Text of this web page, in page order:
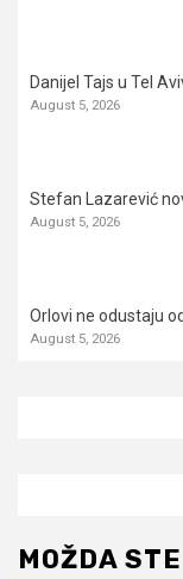
Danijel Tajs u Tel
August 5, 2026
Stefan Lazarević
August 5, 2026
Orlovi ne odustaju
August 5, 2026
MOŽDA